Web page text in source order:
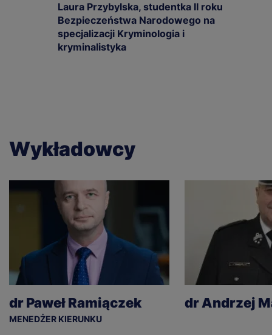
Laura Przybylska, studentka II roku
Bezpieczeństwa Narodowego na
specjalizacji Kryminologia i
kryminalistyka
Wykładowcy
dr Paweł Ramiączek
MENEDŻER KIERUNKU
dr Andrzej